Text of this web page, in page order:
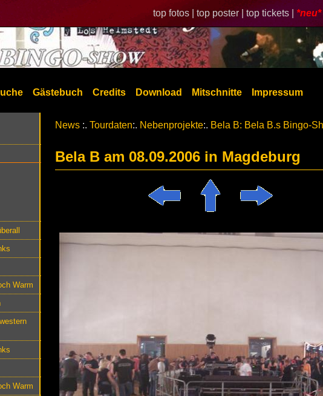
top fotos | top poster | top tickets | *neu*
Gästebuch Credits Download Mitschnitte Impressum
Warm
Warm
News :. Tourdaten:. Nebenprojekte:. Bela B: Bela B.s Bingo-
Bela B am 08.09.2006 in Magdeburg